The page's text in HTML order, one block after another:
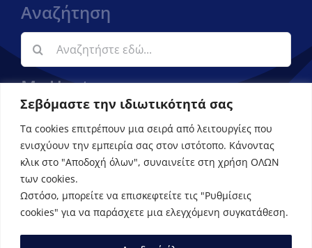
Σεβόμαστε την ιδιωτικότητά σας
Τα cookies επιτρέπουν μια σειρά από λειτουργίες που
ενισχύουν την εμπειρία σας στον ιστότοπο. Κάνοντας
κλικ στο "Αποδοχή όλων", συναινείτε στη χρήση ΟΛΩΝ
των cookies.
Ωστόσο, μπορείτε να επισκεφτείτε τις "Ρυθμίσεις
cookies" για να παράσχετε μια ελεγχόμενη συγκατάθεση.
Αναζήτηση
Αναζήτηση
για:
My Upatras
Εφαρμογή ενημέρωσης φοιτητών